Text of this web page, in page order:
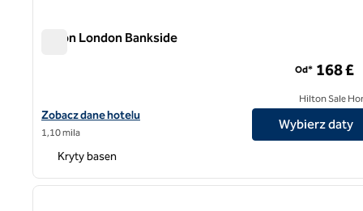
Hilton London Bankside
Zobacz szczegóły hotelu Hilton London Bankside
Zobacz dane hotelu
1,10 mila
Od* 168 £
Hilton Sale
Wybierz daty
Kryty basen
1 z 11